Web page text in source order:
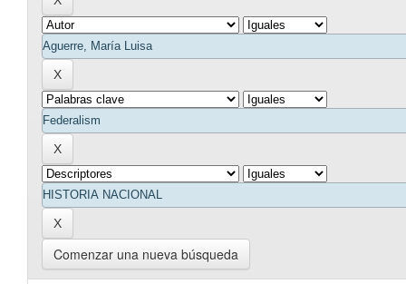
Comenzar una nueva búsqueda